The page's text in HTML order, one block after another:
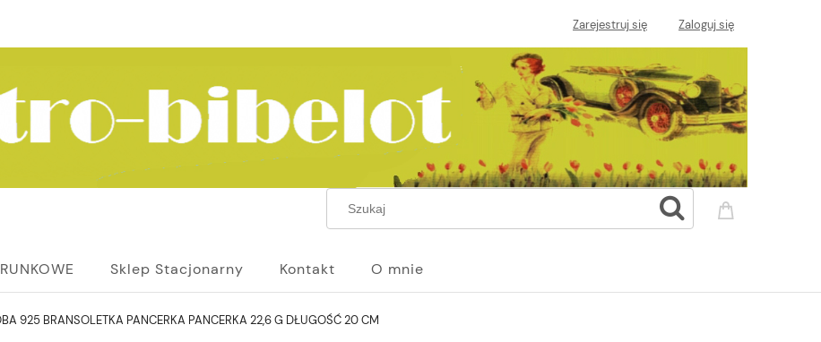
Zarejestruj się Zaloguj się
Sklep Stacjonarny Kontakt O mnie
925 BRANSOLETKA PANCERKA PANCERKA 22,6 G DŁUGOŚĆ 20 CM